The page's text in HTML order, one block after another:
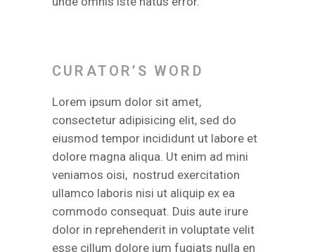
CURATOR’S WORD
Lorem ipsum dolor sit amet,
consectetur adipisicing elit, sed do
eiusmod tempor incididunt ut labore et
dolore magna aliqua. Ut enim ad mini
veniamos oisi, nostrud exercitation
ullamco laboris nisi ut aliquip ex ea
commodo consequat. Duis aute irure
dolor in reprehenderit in voluptate velit
esse cillum dolore ium fugiats nulla en